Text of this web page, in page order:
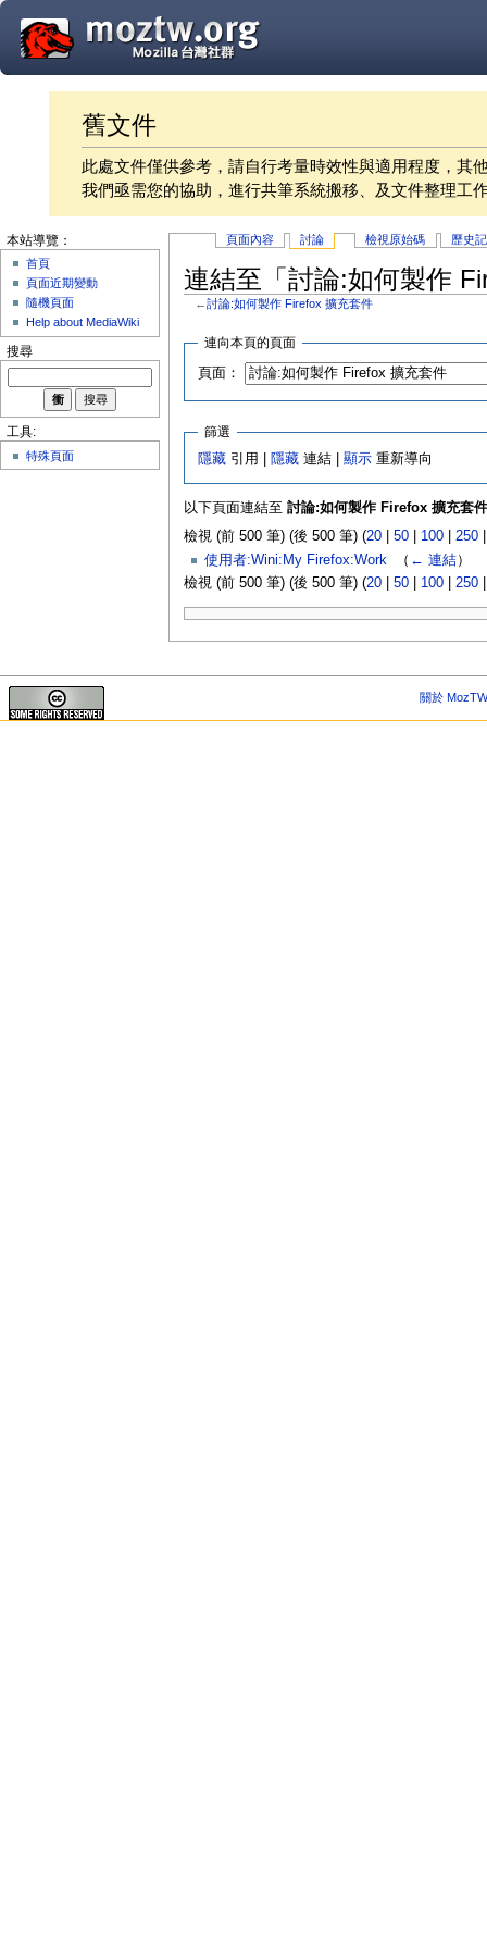
舊文件
此處文件僅供參考，請自行考量時效性與適用程度，其
我們亟需您的協助，進行共筆系統搬移、及文件整理工
頁面內容 討論 檢視原始碼 歷史
連結至「討論:如何製作
←討論:如何製作 Firefox 擴充套件
連向本頁的頁面
頁面：
篩選
隱藏 引用 | 隱藏 連結 |顯示 重新導向
以下頁面連結至 討論:如何製作 Firefox 擴充套件
檢視 (前 500 筆) (後 500 筆) (20| 50| 100| 250
使用者:Wini:My Firefox:Work‎ （ ← 連結）
檢視 (前 500 筆) (後 500 筆) (20| 50| 100| 250
本站導覽：
首頁
頁面近期變動
隨機頁面
Help about MediaWiki
搜尋
工具:
特殊頁面
關於